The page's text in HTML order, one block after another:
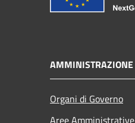
AMMINISTRAZIONE
Organi di Governo
Aree Amministrative